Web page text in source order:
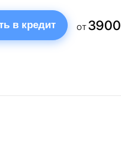
в кредит от 3900